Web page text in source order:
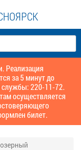
Реализация
за 5 минут до
службы: 220-11-72.
осуществляется
билет.